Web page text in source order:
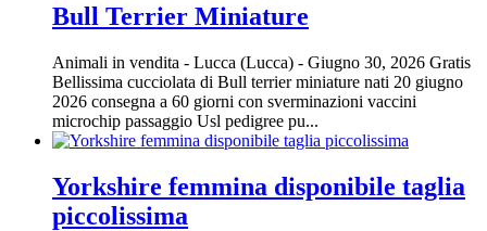
Bull Terrier Miniature
Animali in vendita - Lucca (Lucca) - Giugno 30, 2026 Gratis
Bellissima cucciolata di Bull terrier miniature nati 20 giugno
2026 consegna a 60 giorni con sverminazioni vaccini
microchip passaggio Usl pedigree pu...
Yorkshire femmina disponibile taglia
piccolissima